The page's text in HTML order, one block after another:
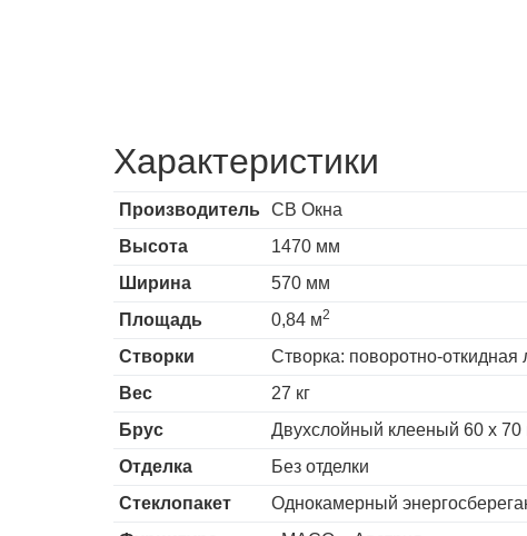
Характеристики
Производитель
СВ Окна
Высота
1470 мм
Ширина
570 мм
Площадь
0,84 м2
Створки
Створка: поворотно-откидная
Вес
27 кг
Брус
Двухслойный клееный 60 х
Отделка
Без отделки
Стеклопакет
Однокамерный